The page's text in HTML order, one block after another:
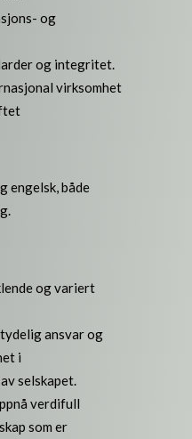
og
og integritet.
virksomhet
engelsk, både
og variert
ansvar og
i
selskapet.
verdifull
som er